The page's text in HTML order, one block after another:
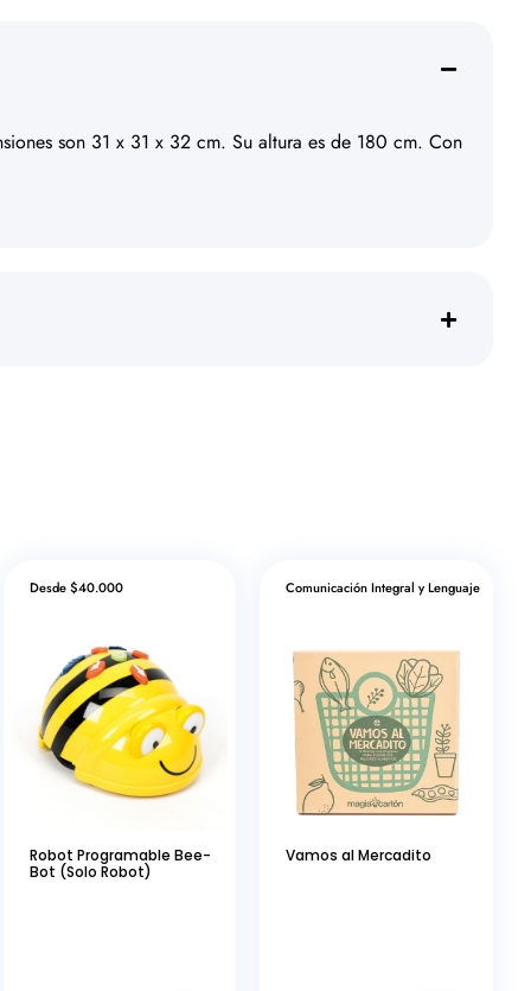
son 31 x 31 x 32 cm. Su altura es de 180 cm. Con
Desde $40.000
Robot Programable Bee-
Bot (Solo Robot)
Comunicación Integral y Lenguaje
Vamos al Mercadito